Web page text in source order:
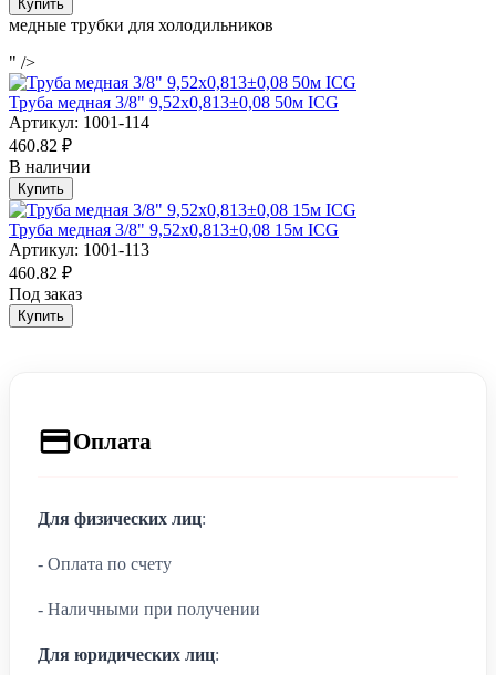
Купить
медные трубки для холодильников
" />
Труба медная 3/8" 9,52х0,813±0,08 50м ICG
Артикул: 1001-114
460.82 ₽
В наличии
Купить
Труба медная 3/8" 9,52х0,813±0,08 15м ICG
Артикул: 1001-113
460.82 ₽
Под заказ
Купить
Оплата
Для физических лиц:
- Оплата по счету
- Наличными при получении
Для юридических лиц: